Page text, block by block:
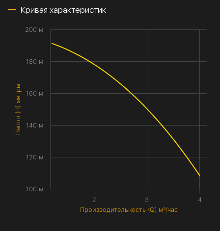
Кривая характеристик
Производительность (Q) м³/час
Напор (H) метры
2 3 4
100 м
120 м
140 м
160 м
180 м
200 м